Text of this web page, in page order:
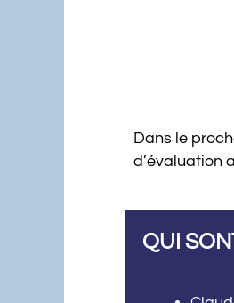
Dans le
d’évaluation
QUI